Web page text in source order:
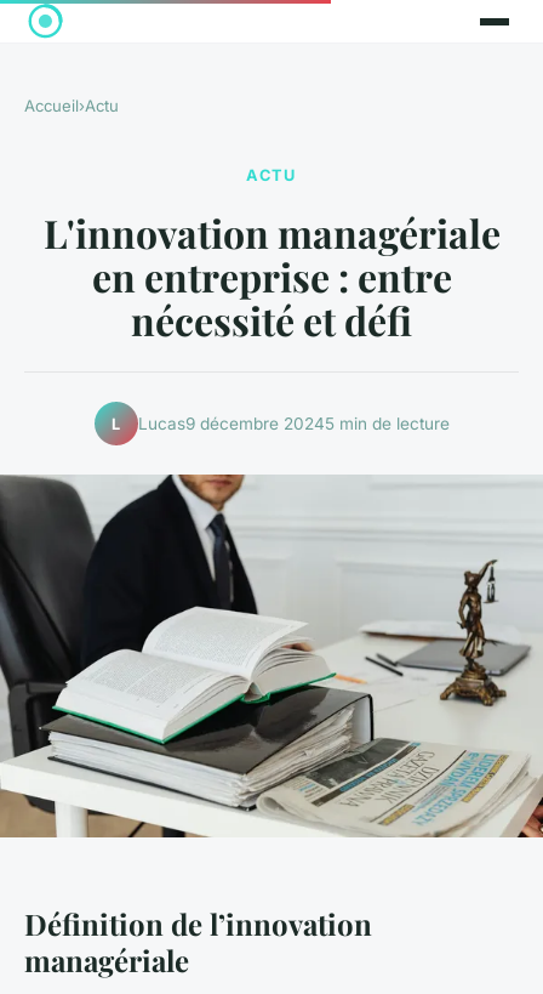
Accueil›Actu
ACTU
L'innovation managériale
en entreprise : entre
nécessité et défi
L Lucas9 décembre 20245 min de lecture
Définition de l’innovation
managériale